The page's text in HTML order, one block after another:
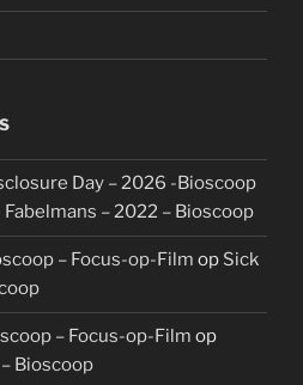
Day – 2026 -Bioscoop
Fabelmans – 2022 – Bioscoop
– Focus-op-Film op Sick
– Focus-op-Film op
Bioscoop